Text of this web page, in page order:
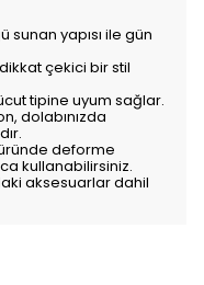
yapısı ile gün
çekici bir stil
tipine uyum sağlar.
dolabınızda
deforme
kullanabilirsiniz.
aksesuarlar dahil